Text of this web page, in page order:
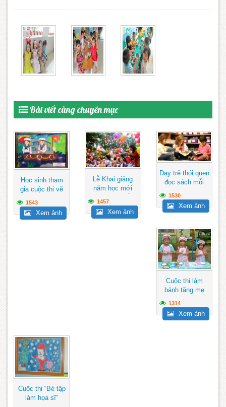
Bài viết cùng chuyên mục
Học sinh tham
gia cuộc thi vẽ
biển Đông
1543
Xem ảnh
Lễ Khai giảng
năm học mới
gọn, vui...
1457
Xem ảnh
Dạy trẻ thói quen
đọc sách mỗi
1530
Xem ảnh
Cuộc thi làm
bánh tặng mẹ
1314
Xem ảnh
Cuộc thi “Bé tập
làm họa sĩ”